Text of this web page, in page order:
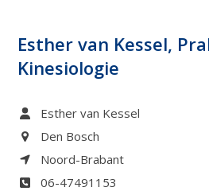
Esther van Kessel,
Kinesiologie
Esther van Kessel
Den Bosch
Noord-Brabant
06-47491153